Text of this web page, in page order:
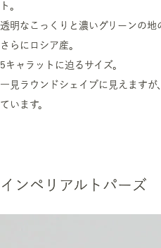
ト。
透明なこっくりと濃いグリーンの
さらにロシア産。
5キャラットに迫るサイズ。
一見ラウンドシェイプに見えます
ています。
インペリアルトパーズ